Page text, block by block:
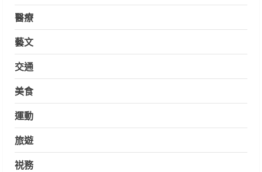
醫療
藝文
交通
美食
運動
旅遊
祱務